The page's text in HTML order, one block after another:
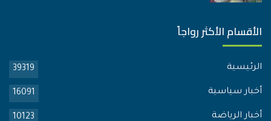
الأقسام الأكثر رواجاً
الرئيسية 39319
أخبار سياسية 16091
أخبار الرياضة 10123